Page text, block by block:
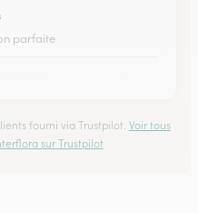
parfaite
fourni via Trustpilot. Voir tous
sur Trustpilot